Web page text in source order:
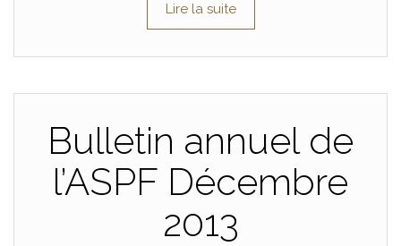
Lire la suite
Bulletin annuel de
l’ASPF Décembre
2013